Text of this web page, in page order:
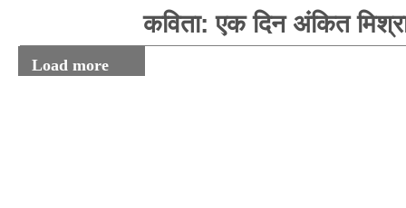
कविता: एक दिन अंकित
Load more